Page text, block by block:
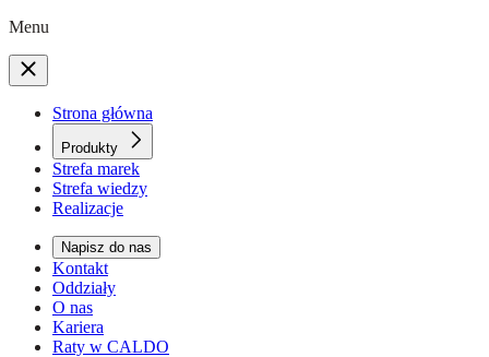
Menu
Strona główna
Produkty
Strefa marek
Strefa wiedzy
Realizacje
Napisz do nas
Kontakt
Oddziały
O nas
Kariera
Raty w CALDO